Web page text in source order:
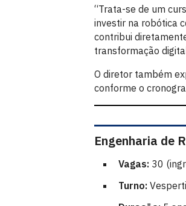
“Trata-se de um
investir na robótica
contribui
transformação
O diretor também
conforme o
Engenharia de
Vagas:30
Turno: